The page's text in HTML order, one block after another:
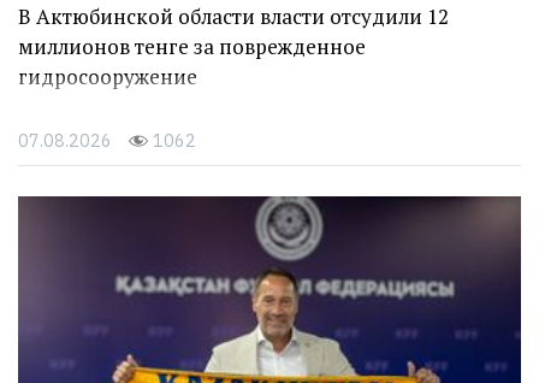
В Актюбинской области власти отсудили 12
миллионов тенге за поврежденное
гидросооружение
07.08.2026 1062